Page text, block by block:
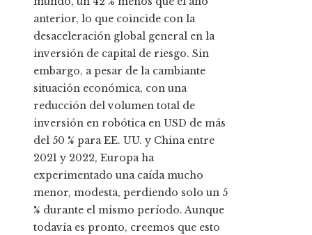
anterior, lo que coincide con la
desaceleración global general en la
inversión de capital de riesgo. Sin
embargo, a pesar de la cambiante
situación económica, con una
reducción del volumen total de
inversión en robótica en USD de más
del 50 % para EE. UU. y China entre
2021 y 2022, Europa ha
experimentado una caída mucho
menor, modesta, perdiendo solo un 5
% durante el mismo período. Aunque
todavía es pronto, creemos que esto